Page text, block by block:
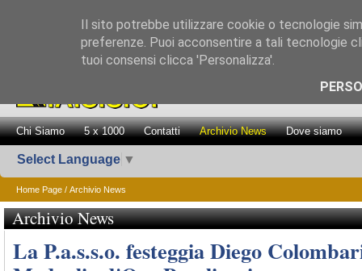
Promozione
Chi Siamo 5 x 1000 Contatti Archivio News Dove siamo
Select Language ▼
Home Page / Archivio News
Archivio News
La P.a.s.s.o. festeggia Diego
Il sito potrebbe utilizzare cookie o tecnologie
preferenze. Puoi acconsentire a tali tecnologie
tuoi consensi clicca 'Personalizza'.